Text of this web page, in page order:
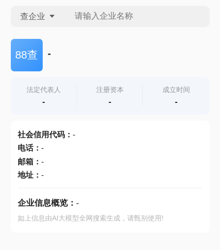
查企业
查企业
查产地
88查 -
法定代表人
-
注册资本
-
成立时间
-
社会信用代码： -
电话： -
邮箱： -
地址： -
企业信息概览： -
如上信息由AI大模型全网搜索生成，请甄别使用!